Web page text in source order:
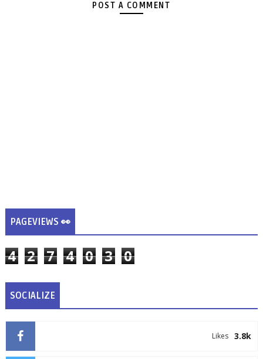
POST A COMMENT
PAGEVIEWS 👀
4 2 7 4 0 3 0
SOCIALIZE
3.8k
Likes